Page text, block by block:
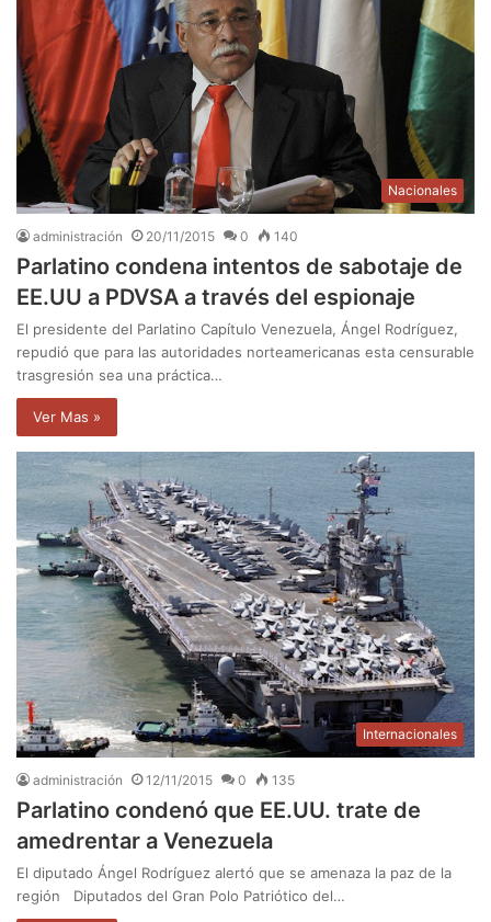
Nacionales
administración 20/11/2015 0 140
Parlatino condena intentos de sabotaje de
EE.UU a PDVSA a través del espionaje
El presidente del Parlatino Capítulo Venezuela, Ángel Rodríguez,
repudió que para las autoridades norteamericanas esta censurable
trasgresión sea una práctica…
Ver Mas »
Internacionales
administración 12/11/2015 0 135
Parlatino condenó que EE.UU. trate de
amedrentar a Venezuela
El diputado Ángel Rodríguez alertó que se amenaza la paz de la
región Diputados del Gran Polo Patriótico del…